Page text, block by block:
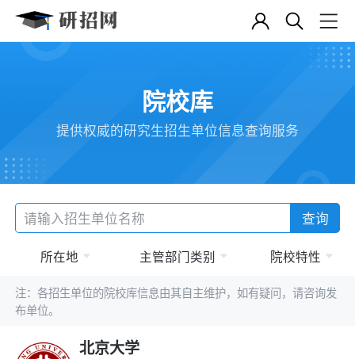
院校库
提供权威的研究生招生单位信息查询服务
查询
所在地 主管部门类别 院校特性
注：各招生单位的院校库信息由其自主维护，如有疑问，请咨询发
布单位。
北京大学